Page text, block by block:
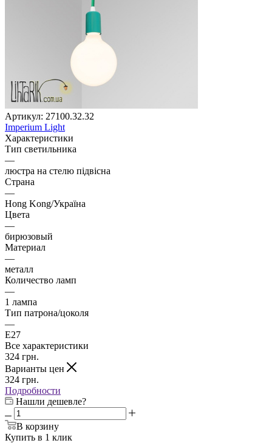
Артикул: 27100.32.32
Imperium Light
Характеристики
Тип светильника
—
люстра на стелю підвісна
Страна
—
Hong Kong/Україна
Цвета
—
бирюзовый
Материал
—
металл
Количество ламп
—
1 лампа
Тип патрона/цоколя
—
E27
Все характеристики
324 грн.
Варианты цен
324 грн.
Подробности
Нашли дешевле?
В корзину
Купить в 1 клик